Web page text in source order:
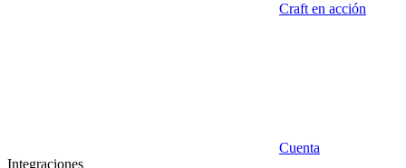
Craft en acción
Cuenta
Integraciones